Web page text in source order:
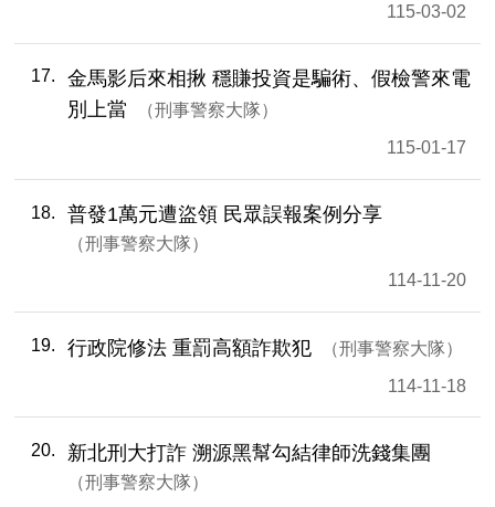
115-03-02
17
金馬影后來相揪 穩賺投資是騙術、假檢警來電
別上當
刑事警察大隊
115-01-17
18 普發1萬元遭盜領 民眾誤報案例分享
刑事警察大隊
114-11-20
19 行政院修法 重罰高額詐欺犯
刑事警察大隊
114-11-18
20 新北刑大打詐 溯源黑幫勾結律師洗錢集團
刑事警察大隊